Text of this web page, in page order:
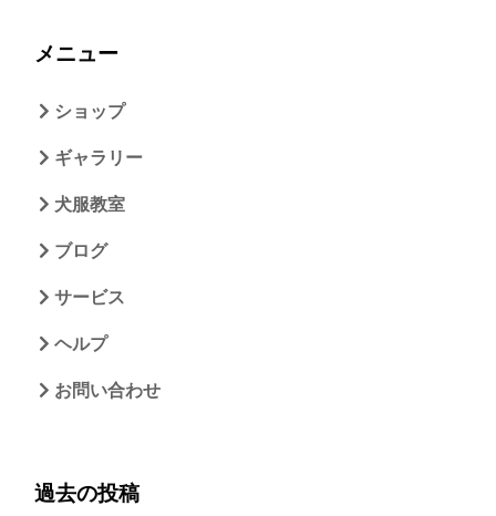
メニュー
ショップ
ギャラリー
犬服教室
ブログ
サービス
ヘルプ
お問い合わせ
過去の投稿